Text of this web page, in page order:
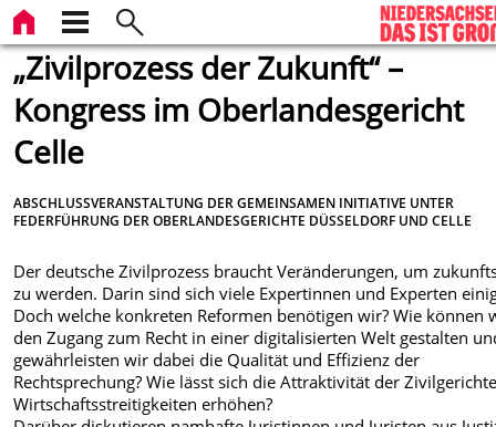
„Zivilprozess der Zukunft“ –
Kongress im Oberlandesgericht
Celle
ABSCHLUSSVERANSTALTUNG DER GEMEINSAMEN INITIATIVE UNTER
FEDERFÜHRUNG DER OBERLANDESGERICHTE DÜSSELDORF UND CELLE
Der deutsche Zivilprozess braucht Veränderungen, um
zu werden. Darin sind sich viele Expertinnen und Experten
Doch welche konkreten Reformen benötigen wir? Wie können
den Zugang zum Recht in einer digitalisierten Welt gestalten
gewährleisten wir dabei die Qualität und Effizienz der
Rechtsprechung? Wie lässt sich die Attraktivität der
Wirtschaftsstreitigkeiten erhöhen?